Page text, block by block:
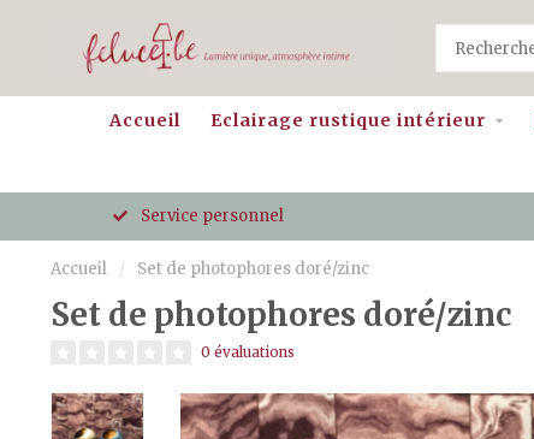
Accueil Eclairage rustique intérieur
Service personnel
Accueil / Set de photophores doré/zinc
Set de photophores doré/zinc
0 évaluations